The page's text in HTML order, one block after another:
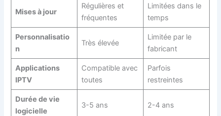
Mises à jour
Régulières et
fréquentes
Limitées dans le
temps
Personnalisatio
n
Très élevée
Limitée par le
fabricant
Applications
IPTV
Compatible avec
toutes
Parfois
restreintes
Durée de vie
logicielle
3-5 ans 2-4 ans